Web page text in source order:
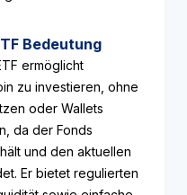
Bedeutung
ermöglicht
zu investieren, ohne
oder Wallets
da der Fonds
und den aktuellen
Er bietet regulierten